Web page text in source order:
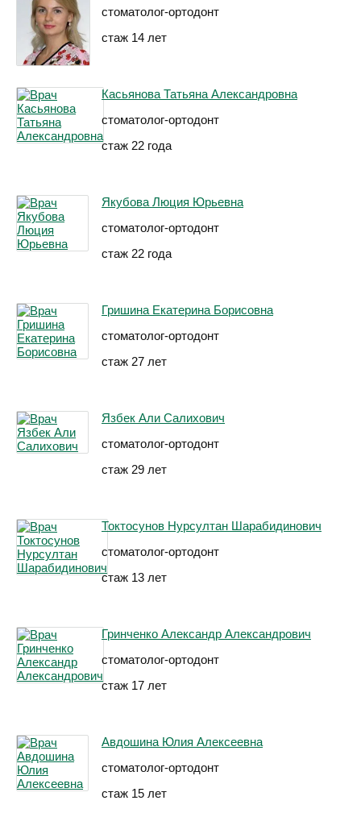
стоматолог-ортодонт
стаж 14 лет
Касьянова Татьяна Александровна
стоматолог-ортодонт
стаж 22 года
Якубова Люция Юрьевна
стоматолог-ортодонт
стаж 22 года
Гришина Екатерина Борисовна
стоматолог-ортодонт
стаж 27 лет
Язбек Али Салихович
стоматолог-ортодонт
стаж 29 лет
Токтосунов Нурсултан Шарабидинович
стоматолог-ортодонт
стаж 13 лет
Гринченко Александр Александрович
стоматолог-ортодонт
стаж 17 лет
Авдошина Юлия Алексеевна
стоматолог-ортодонт
стаж 15 лет